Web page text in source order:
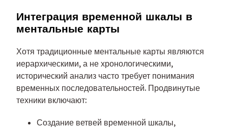
Интеграция временной шкалы в
ментальные карты
Хотя традиционные ментальные карты являются
иерархическими, а не хронологическими,
исторический анализ часто требует понимания
временных последовательностей. Продвинутые
техники включают:
Создание ветвей временной шкалы,